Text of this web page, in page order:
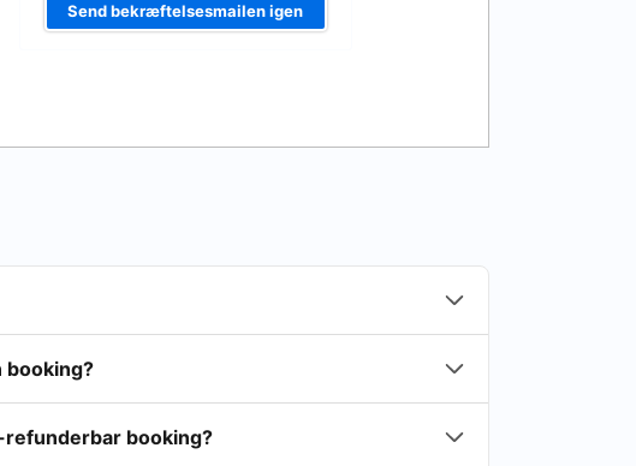
Send bekræftelsesmailen igen
booking?
booking?